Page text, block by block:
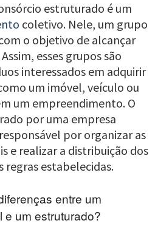
estruturado é um
coletivo. Nele, um grupo
o objetivo de alcançar
esses grupos são
interessados em adquirir
um imóvel, veículo ou
um empreendimento. O
por uma empresa
por organizar as
e realizar a distribuição dos
regras estabelecidas.
entre um
e um estruturado?